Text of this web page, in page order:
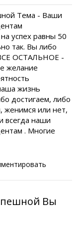
Тема - Ваши
успех равны 50
так. Вы либо
ВСЕ ОСТАЛЬНОЕ -
желание
жизнь
достигаем, либо
женимся или нет,
всегда наши
. Многие
Вы